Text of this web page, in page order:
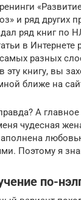
и ряд других
ряд книг по
в Интернете
разных
книгу, вы
ближе на
А главное
чудесная
Поэтому я
по-